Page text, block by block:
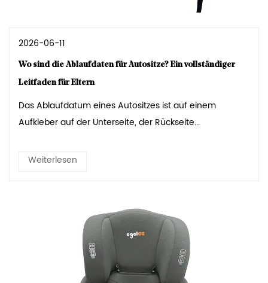
2026-06-11
Wo sind die Ablaufdaten für Autositze? Ein vollständiger
Leitfaden für Eltern
Das Ablaufdatum eines Autositzes ist auf einem
Aufkleber auf der Unterseite, der Rückseite...
Weiterlesen